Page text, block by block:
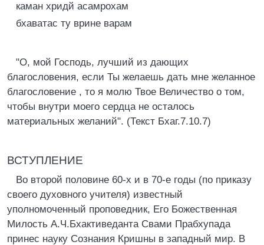
каман хридй асамрохам
бхаватас ту врине варам
"О, мой Господь, лучший из дающих
благословения, если Ты желаешь дать мне желанное
благословение , то я молю Твое Величество о том,
чтобы внутри моего сердца не осталось
материальных желаний". (Текст Бхаг.7.10.7)
ВСТУПЛЕНИЕ
Во второй половине 60-х и в 70-е годы (по приказу
своего духовного учителя) известный
уполномоченный проповедник, Его Божественная
Милость А.Ч.Бхактиведанта Свами Прабхупада
принес науку Сознания Кришны в западный мир. В